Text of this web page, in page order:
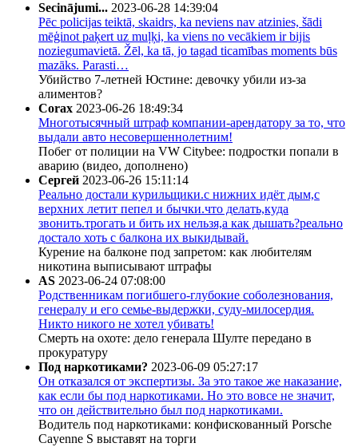
Secinājumi... 2023-06-28 14:39:04
Pēc policijas teiktā, skaidrs, ka neviens nav atzinies, šādi
mēģinot paķert uz muļķi, ka viens no vecākiem ir bijis
noziegumavietā. Žēl, ka tā, jo tagad ticamības moments būs
mazāks. Parasti…
Убийство 7-летней Юстине: девочку убили из-за
алиментов?
Corax 2023-06-26 18:49:34
Многотысячный штраф компании-арендатору за то, что
выдали авто несовершеннолетним!
Побег от полиции на VW Citybee: подростки попали в
аварию (видео, дополнено)
Сергей 2023-06-26 15:11:14
Реально достали курильщики.с нижних идёт дым,с
верхних летит пепел и бычки.что делать,куда
звонить.трогать и бить их нельзя,а как дышать?реально
достало хоть с балкона их выкидывай.
Курение на балконе под запретом: как любителям
никотина выписывают штрафы
AS 2023-06-24 07:08:00
Родственникам погибшего-глубокие соболезнования,
генералу и его семье-выдержки, суду-милосердия.
Никто никого не хотел убивать!
Смерть на охоте: дело генерала Шулте передано в
прокуратуру
Под наркотиками? 2023-06-09 05:27:17
Он отказался от экспертизы. За это такое же наказание,
как если бы под наркотиками. Но это вовсе не значит,
что он действительно был под наркотиками.
Водитель под наркотиками: конфискованный Porsche
Cayenne S выставят на торги